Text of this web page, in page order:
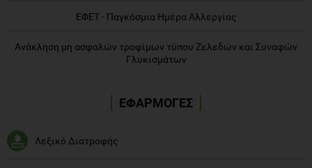
ΕΦΕΤ - Παγκόσμια Ημέρα Αλλεργίας
Ανάκληση μη ασφαλών τροφίμων τύπου Ζελεδών και Συναφών
Γλυκισμάτων
ΕΦΑΡΜΟΓΕΣ
Λεξικό Διατροφής